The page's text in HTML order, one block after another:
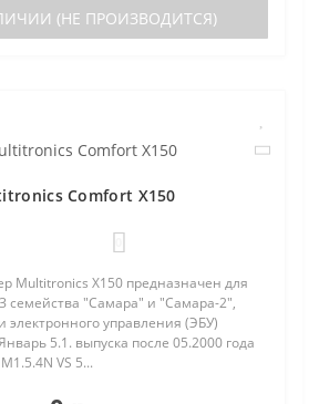
(НЕ ПРОИЗВОДИТСЯ)
Comfort X150
Multitronics X150 предназначен для
семейства "Самара" и "Самара-2",
электронного управления (ЭБУ)
5.1. выпуска после 05.2000 года
VS 5...